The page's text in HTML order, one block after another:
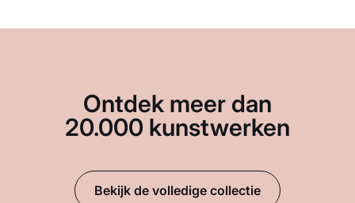
Ontdek meer dan
20.000 kunstwerken
Bekijk de volledige collectie